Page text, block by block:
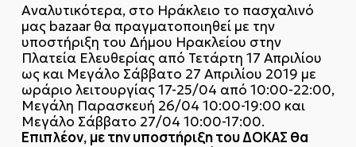
Αναλυτικότερα, στο Ηράκλειο το πασχαλινό
μας bazaar θα πραγματοποιηθεί με την
υποστήριξη του Δήμου Ηρακλείου στην
Πλατεία Ελευθερίας από Τετάρτη 17 Απριλίου
ως και Μεγάλο Σάββατο 27 Απριλίου 2019 με
ωράριο λειτουργίας 17-25/04 από 10:00-22:00,
Μεγάλη Παρασκευή 26/04 10:00-19:00 και
Μεγάλο Σάββατο 27/04 10:00-17:00.
Επιπλέον, με την υποστήριξη του ΔΟΚΑΣ θα